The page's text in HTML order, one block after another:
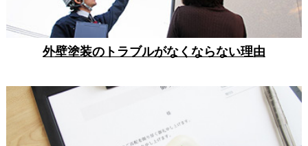
外壁塗装のトラブルがなくならない理由